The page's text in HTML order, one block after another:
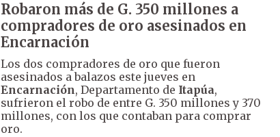
Robaron más de G. 350 millones a
compradores de oro asesinados en
Encarnación
Los dos compradores de oro que fueron
asesinados a balazos este jueves en
Encarnación, Departamento de Itapúa,
sufrieron el robo de entre G. 350 millones y 370
millones, con los que contaban para comprar
oro.